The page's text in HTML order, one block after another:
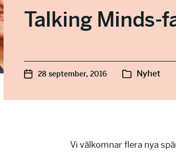
Talking Minds-
28 september, 2016 Nyhet
Vi välkomnar flera nya